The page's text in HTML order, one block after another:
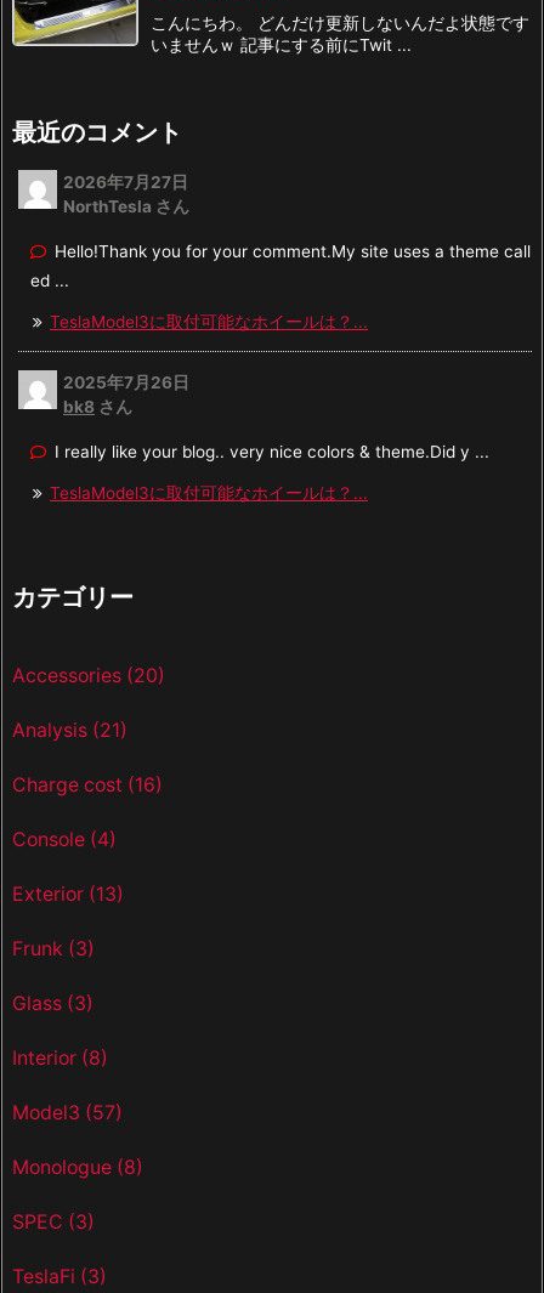
こんにちわ。 どんだけ更新しないんだよ状態です
いませんｗ 記事にする前にTwit ...
最近のコメント
2026年7月27日
NorthTesla さん
Hello!Thank you for your comment.My site uses a theme call
ed ...
TeslaModel3に取付可能なホイールは？...
2025年7月26日
bk8 さん
I really like your blog.. very nice colors & theme.Did y ...
TeslaModel3に取付可能なホイールは？...
カテゴリー
Accessories (20)
Analysis (21)
Charge cost (16)
Console (4)
Exterior (13)
Frunk (3)
Glass (3)
Interior (8)
Model3 (57)
Monologue (8)
SPEC (3)
TeslaFi (3)